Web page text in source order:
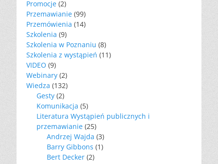
Promocje (2)
Przemawianie (99)
Przemówienia (14)
Szkolenia (9)
Szkolenia w Poznaniu (8)
Szkolenia z wystąpień (11)
VIDEO (9)
Webinary (2)
Wiedza (132)
Gesty (2)
Komunikacja (5)
Literatura Wystąpień publicznych i
przemawianie (25)
Andrzej Wajda (3)
Barry Gibbons (1)
Bert Decker (2)